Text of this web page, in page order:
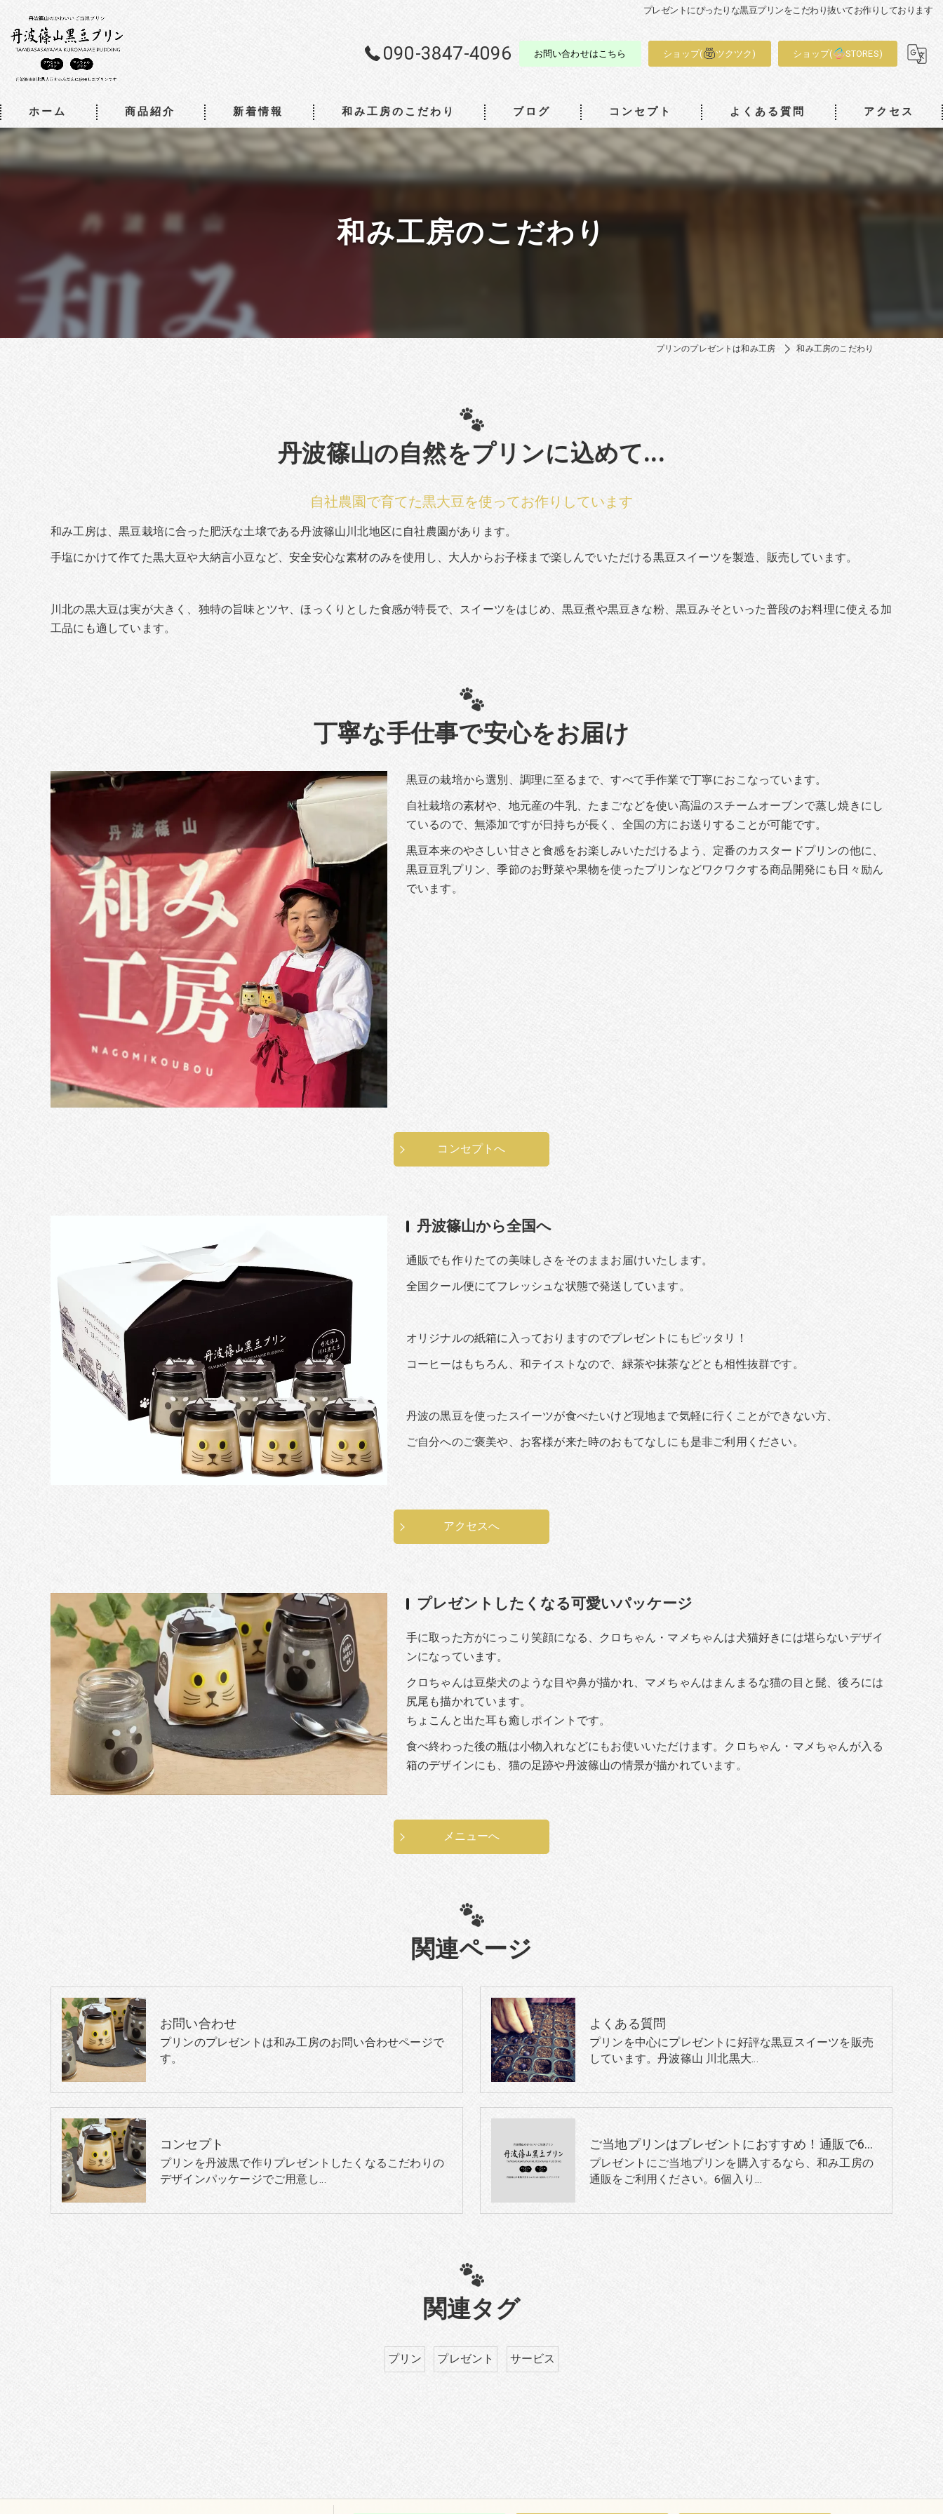
プレゼントにぴったりな黒豆プリンをこだわり抜いてお作りしております
090-3847-4096 お問い合わせはこちら ショップ( ツクツク) ショップ( STORES)
ホーム 商品紹介 新着情報 和み工房のこだわり ブログ コンセプト よくある質問 アクセス
和み工房
和み工房のこだわり
プリンのプレゼントは和み工房 和み工房のこだわり
丹波篠山の自然をプリンに込めて...
自社農園で育てた黒大豆を使ってお作りしています
和み工房は、黒豆栽培に合った肥沃な土壌である丹波篠山川北地区に自社農園があります。
手塩にかけて作てた黒大豆や大納言小豆など、安全安心な素材のみを使用し、大人からお子様まで楽しんでいただける黒豆スイーツを製造、販売しています。
川北の黒大豆は実が大きく、独特の旨味とツヤ、ほっくりとした食感が特長で、スイーツをはじめ、黒豆煮や黒豆きな粉、黒豆みそといった普段のお料理に使える加
工品にも適しています。
丁寧な手仕事で安心をお届け
黒豆の栽培から選別、調理に至るまで、すべて手作業で丁寧におこなっています。
自社栽培の素材や、地元産の牛乳、たまごなどを使い高温のスチームオーブンで蒸し焼きにし
ているので、無添加ですが日持ちが長く、全国の方にお送りすることが可能です。
黒豆本来のやさしい甘さと食感をお楽しみいただけるよう、定番のカスタードプリンの他に、
黒豆豆乳プリン、季節のお野菜や果物を使ったプリンなどワクワクする商品開発にも日々励ん
でいます。
コンセプトへ
丹波篠山から全国へ
通販でも作りたての美味しさをそのままお届けいたします。
全国クール便にてフレッシュな状態で発送しています。
オリジナルの紙箱に入っておりますのでプレゼントにもピッタリ！
コーヒーはもちろん、和テイストなので、緑茶や抹茶などとも相性抜群です。
丹波の黒豆を使ったスイーツが食べたいけど現地まで気軽に行くことができない方、
ご自分へのご褒美や、お客様が来た時のおもてなしにも是非ご利用ください。
アクセスへ
プレゼントしたくなる可愛いパッケージ
手に取った方がにっこり笑顔になる、クロちゃん・マメちゃんは犬猫好きには堪らないデザイ
ンになっています。
クロちゃんは豆柴犬のような目や鼻が描かれ、マメちゃんはまんまるな猫の目と髭、後ろには
尻尾も描かれています。
ちょこんと出た耳も癒しポイントです。
食べ終わった後の瓶は小物入れなどにもお使いいただけます。クロちゃん・マメちゃんが入る
箱のデザインにも、猫の足跡や丹波篠山の情景が描かれています。
メニューへ
関連ページ
お問い合わせ
プリンのプレゼントは和み工房のお問い合わせページで
す。
よくある質問
プリンを中心にプレゼントに好評な黒豆スイーツを販売
しています。丹波篠山 川北黒大…
コンセプト
プリンを丹波黒で作りプレゼントしたくなるこだわりの
デザインパッケージでご用意し…
ご当地プリンはプレゼントにおすすめ！通販で6個入りのプリンを 対象別プレゼント選びのポイント
プレゼントにご当地プリンを購入するなら、和み工房の
通販をご利用ください。6個入り…
関連タグ
プリン プレゼント サービス